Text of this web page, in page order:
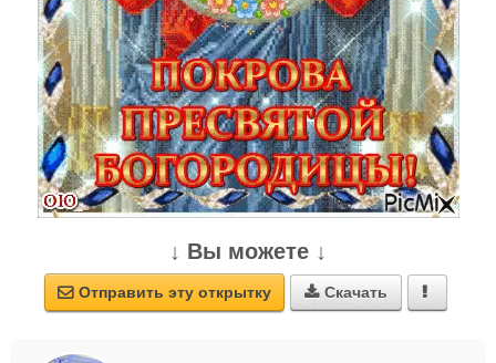
↓ Вы можете ↓
 Отправить эту открытку  Скачать 